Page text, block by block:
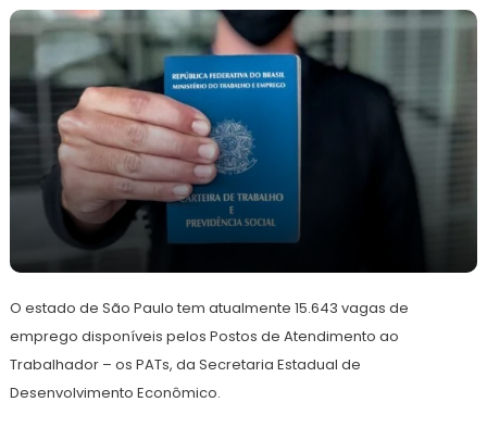
30
abril
de
Redação
O estado de São Paulo tem atualmente 15.643 vagas de
emprego disponíveis pelos Postos de Atendimento ao
Trabalhador – os PATs, da Secretaria Estadual de
Desenvolvimento Econômico.